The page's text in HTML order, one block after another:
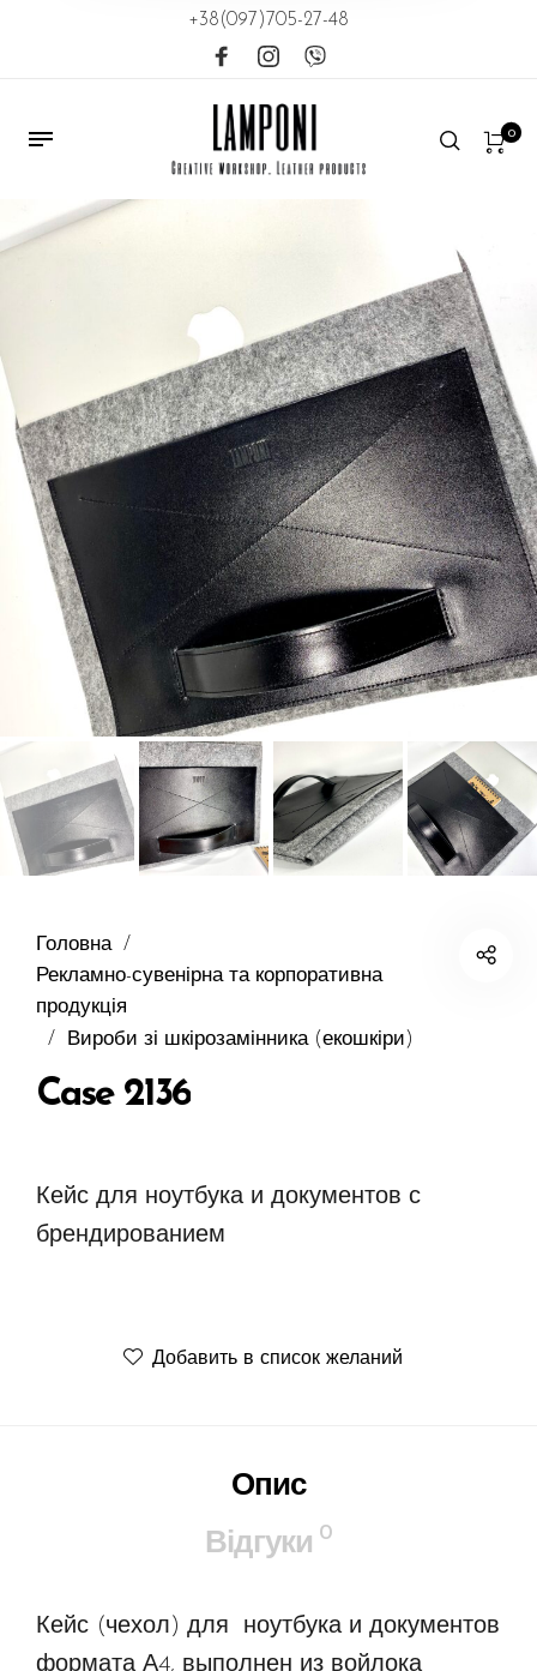
+38(097)705-27-48
0
Головна
/
Рекламно-сувенірна та корпоративна
продукція
/
Вироби зі шкірозамінника (екошкіри)
Case 2136
Кейс для ноутбука и документов с
брендированием
Добавить в список желаний
Опис
Відгуки 0
Кейс (чехол) для ноутбука и документов
формата А4, выполнен из войлока